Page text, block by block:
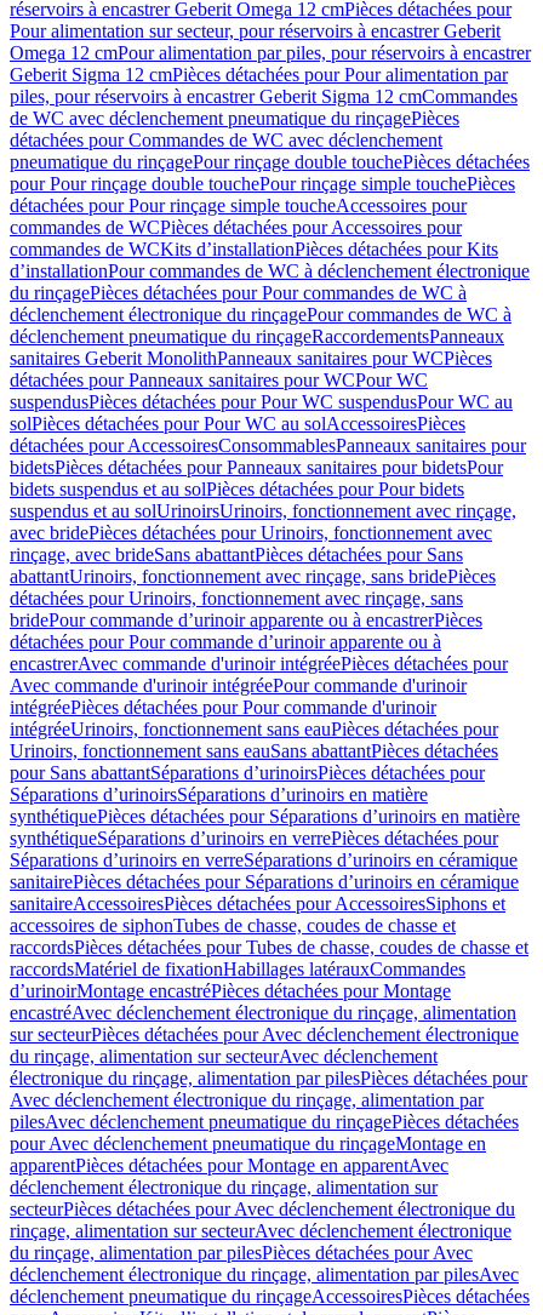
réservoirs à encastrer Geberit Omega 12 cmPièces détachées pour
Pour alimentation sur secteur, pour réservoirs à encastrer Geberit
Omega 12 cmPour alimentation par piles, pour réservoirs à encastrer
Geberit Sigma 12 cmPièces détachées pour Pour alimentation par
piles, pour réservoirs à encastrer Geberit Sigma 12 cmCommandes
de WC avec déclenchement pneumatique du rinçagePièces
détachées pour Commandes de WC avec déclenchement
pneumatique du rinçagePour rinçage double touchePièces détachées
pour Pour rinçage double touchePour rinçage simple touchePièces
détachées pour Pour rinçage simple toucheAccessoires pour
commandes de WCPièces détachées pour Accessoires pour
commandes de WCKits d’installationPièces détachées pour Kits
d’installationPour commandes de WC à déclenchement électronique
du rinçagePièces détachées pour Pour commandes de WC à
déclenchement électronique du rinçagePour commandes de WC à
déclenchement pneumatique du rinçageRaccordementsPanneaux
sanitaires Geberit MonolithPanneaux sanitaires pour WCPièces
détachées pour Panneaux sanitaires pour WCPour WC
suspendusPièces détachées pour Pour WC suspendusPour WC au
solPièces détachées pour Pour WC au solAccessoiresPièces
détachées pour AccessoiresConsommablesPanneaux sanitaires pour
bidetsPièces détachées pour Panneaux sanitaires pour bidetsPour
bidets suspendus et au solPièces détachées pour Pour bidets
suspendus et au solUrinoirsUrinoirs, fonctionnement avec rinçage,
avec bridePièces détachées pour Urinoirs, fonctionnement avec
rinçage, avec brideSans abattantPièces détachées pour Sans
abattantUrinoirs, fonctionnement avec rinçage, sans bridePièces
détachées pour Urinoirs, fonctionnement avec rinçage, sans
bridePour commande d’urinoir apparente ou à encastrerPièces
détachées pour Pour commande d’urinoir apparente ou à
encastrerAvec commande d'urinoir intégréePièces détachées pour
Avec commande d'urinoir intégréePour commande d'urinoir
intégréePièces détachées pour Pour commande d'urinoir
intégréeUrinoirs, fonctionnement sans eauPièces détachées pour
Urinoirs, fonctionnement sans eauSans abattantPièces détachées
pour Sans abattantSéparations d’urinoirsPièces détachées pour
Séparations d’urinoirsSéparations d’urinoirs en matière
synthétiquePièces détachées pour Séparations d’urinoirs en matière
synthétiqueSéparations d’urinoirs en verrePièces détachées pour
Séparations d’urinoirs en verreSéparations d’urinoirs en céramique
sanitairePièces détachées pour Séparations d’urinoirs en céramique
sanitaireAccessoiresPièces détachées pour AccessoiresSiphons et
accessoires de siphonTubes de chasse, coudes de chasse et
raccordsPièces détachées pour Tubes de chasse, coudes de chasse et
raccordsMatériel de fixationHabillages latérauxCommandes
dʼurinoirMontage encastréPièces détachées pour Montage
encastréAvec déclenchement électronique du rinçage, alimentation
sur secteurPièces détachées pour Avec déclenchement électronique
du rinçage, alimentation sur secteurAvec déclenchement
électronique du rinçage, alimentation par pilesPièces détachées pour
Avec déclenchement électronique du rinçage, alimentation par
pilesAvec déclenchement pneumatique du rinçagePièces détachées
pour Avec déclenchement pneumatique du rinçageMontage en
apparentPièces détachées pour Montage en apparentAvec
déclenchement électronique du rinçage, alimentation sur
secteurPièces détachées pour Avec déclenchement électronique du
rinçage, alimentation sur secteurAvec déclenchement électronique
du rinçage, alimentation par pilesPièces détachées pour Avec
déclenchement électronique du rinçage, alimentation par pilesAvec
déclenchement pneumatique du rinçageAccessoiresPièces détachées